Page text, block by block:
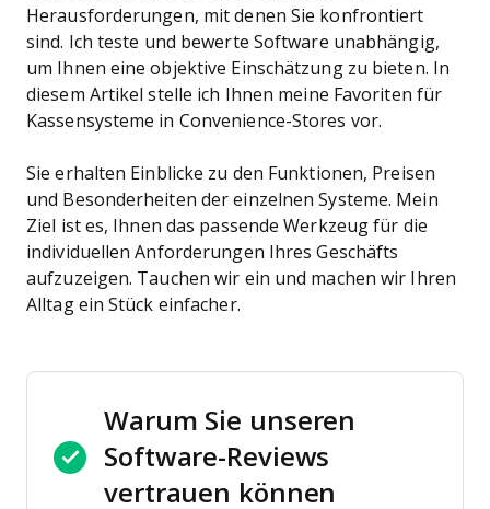
Herausforderungen, mit denen Sie konfrontiert
sind. Ich teste und bewerte Software unabhängig,
um Ihnen eine objektive Einschätzung zu bieten. In
diesem Artikel stelle ich Ihnen meine Favoriten für
Kassensysteme in Convenience-Stores vor.
Sie erhalten Einblicke zu den Funktionen, Preisen
und Besonderheiten der einzelnen Systeme. Mein
Ziel ist es, Ihnen das passende Werkzeug für die
individuellen Anforderungen Ihres Geschäfts
aufzuzeigen. Tauchen wir ein und machen wir Ihren
Alltag ein Stück einfacher.
Warum Sie unseren
Software-Reviews
vertrauen können